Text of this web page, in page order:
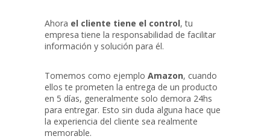
Ahora el cliente tiene el control, tu
empresa tiene la responsabilidad de facilitar
información y solución para él.
Tomemos como ejemplo Amazon, cuando
ellos te prometen la entrega de un producto
en 5 días, generalmente solo demora 24hs
para entregar. Esto sin duda alguna hace que
la experiencia del cliente sea realmente
memorable.